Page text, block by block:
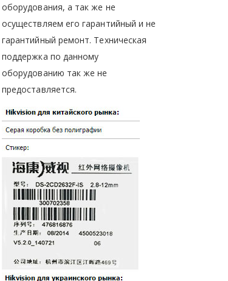
оборудования, а так же не
осуществляем его гарантийный и не
гарантийный ремонт. Техническая
поддержка по данному
оборудованию так же не
предоставляется.